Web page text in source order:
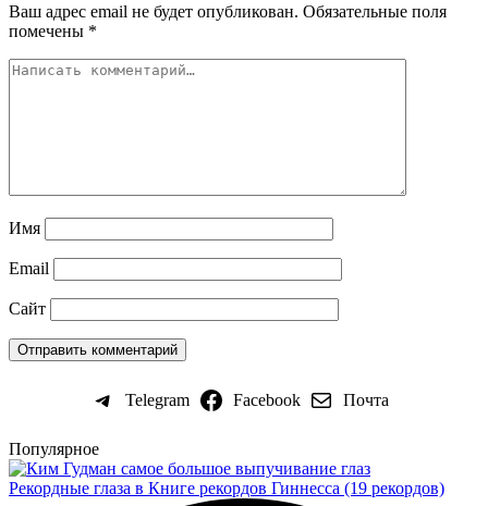
Ваш адрес email не будет опубликован. Обязательные поля
помечены *
Имя
Email
Сайт
Telegram Facebook Почта
Популярное
Рекордные глаза в Книге рекордов Гиннесса (19 рекордов)